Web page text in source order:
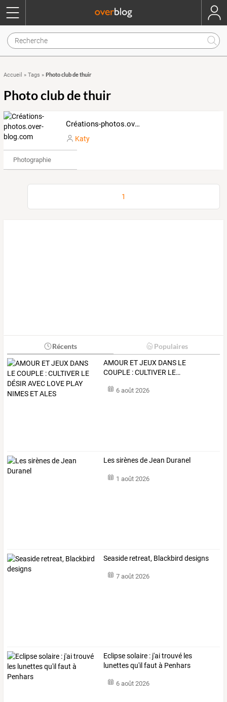
Accueil » Tags » Photo club de thuir
Photo club de thuir
Créations-photos.over-blog.com
Katy
Photographie
1
Récents Populaires
AMOUR ETJEUX DANS LE
COUPLE :CULTIVER LE…
6 août 2026
Les sirènes de Jean Duranel
1 août 2026
Seaside retreat, Blackbird designs
7 août 2026
Eclipse solaire : j'ai trouvé les
lunettes qu'il faut à Penhars
6 août 2026